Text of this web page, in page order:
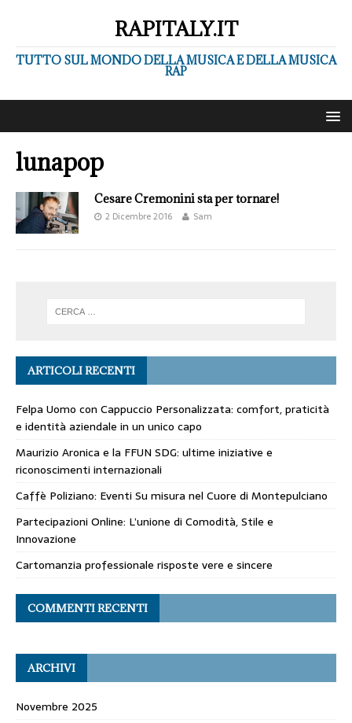
RAPITALY.IT
TUTTO SUL MONDO DELLA MUSICA E DELLA MUSICA
RAP
lunapop
Cesare Cremonini sta per tornare!
2 Dicembre 2016 Sam
ARTICOLI RECENTI
Felpa Uomo con Cappuccio Personalizzata: comfort, praticità
e identità aziendale in un unico capo
Maurizio Aronica e la FFUN SDG: ultime iniziative e
riconoscimenti internazionali
Caffè Poliziano: Eventi Su misura nel Cuore di Montepulciano
Partecipazioni Online: L’unione di Comodità, Stile e
Innovazione
Cartomanzia professionale risposte vere e sincere
COMMENTI RECENTI
ARCHIVI
Novembre 2025